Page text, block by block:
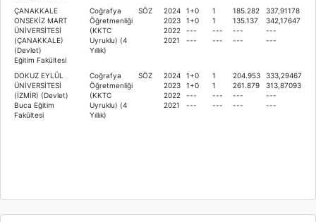
ÇANAKKALE
ONSEKİZ MART
ÜNİVERSİTESİ
(ÇANAKKALE)
(Devlet)
Eğitim Fakültesi
Coğrafya
Öğretmenliği
(KKTC
Uyruklu) (4
Yıllık)
SÖZ
2024
2023
2022
2021
1+0
1+0
---
---
1
1
---
---
185.282
135.137
---
---
337,91178
342,17647
---
---
DOKUZ EYLÜL
ÜNİVERSİTESİ
(İZMİR) (Devlet)
Buca Eğitim
Fakültesi
Coğrafya
Öğretmenliği
(KKTC
Uyruklu) (4
Yıllık)
SÖZ
2024
2023
2022
2021
1+0
1+0
---
---
1
1
---
---
204.953
261.879
---
---
333,29467
313,87093
---
---